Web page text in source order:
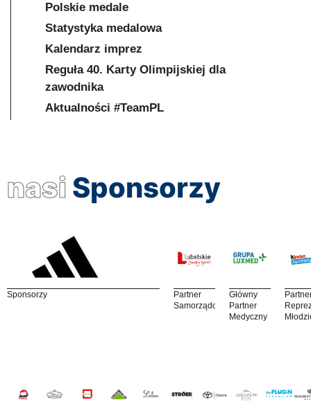
Polskie medale
Statystyka medalowa
Kalendarz imprez
Reguła 40. Karty Olimpijskiej dla
zawodnika
Aktualności #TeamPL
nasi Sponsorzy
Sponsorzy
Partner
Samorządowy
Główny
Partner
Medyczny